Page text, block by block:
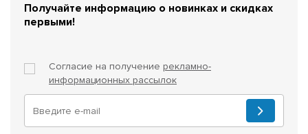
Получайте информацию о новинках и скидках
первыми!
Согласие на получение рекламно-
информационных рассылок